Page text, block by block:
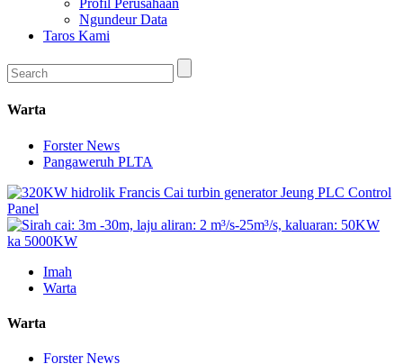
Profil Perusahaan
Ngundeur Data
Taros Kami
Warta
Forster News
Pangaweruh PLTA
Imah
Warta
Warta
Forster News